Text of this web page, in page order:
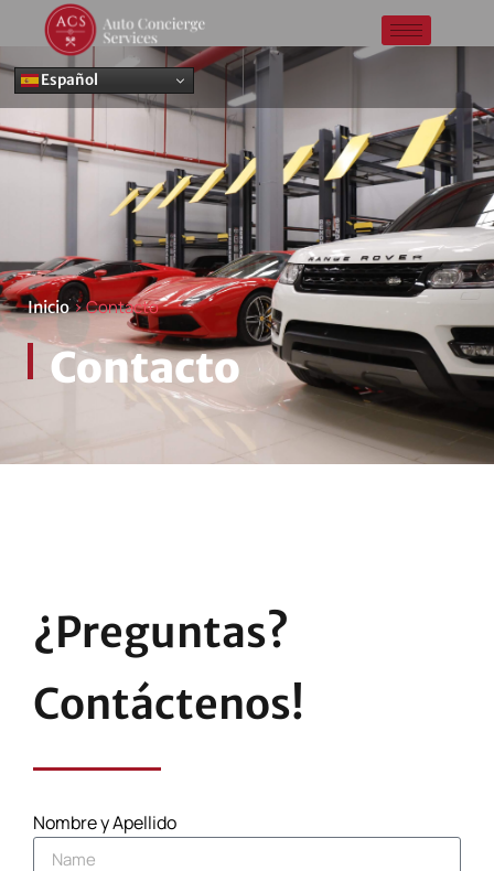
Español
Inicio> Contacto
Contacto
¿Preguntas?
Contáctenos!
Nombre y Apellido